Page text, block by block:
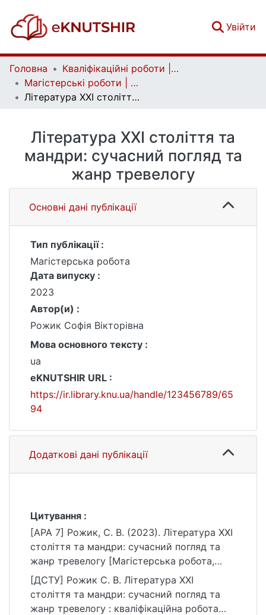
Увійти
Головна
Кваліфікаційні роботи | Qualifying works
Магістерські роботи | Master's theses
Література ХХІ століття та мандри: сучасний погляд та жанр тревелогу
Література ХХІ століття та
мандри: сучасний погляд та
жанр тревелогу
Основні дані публікації
Тип публікації :
Магістерська робота
Дата випуску :
2023
Автор(и) :
Рожик Софія Вікторівна
Мова основного тексту :
ua
eKNUTSHIR URL :
https://ir.library.knu.ua/handle/123456789/65
94
Додаткові дані публікації
Цитування :
[APA 7] Рожик, С. В. (2023). Література ХХІ
століття та мандри: сучасний погляд та
жанр тревелогу [Магістерська робота,
Київський національний університет імені
Тараса Шевченка]. eKNUTSHIR.
https://ir.library.knu.ua/handle/123456789/65
[ДСТУ] Рожик С. В. Література ХХІ
століття та мандри: сучасний погляд та
жанр тревелогу : кваліфікаційна робота